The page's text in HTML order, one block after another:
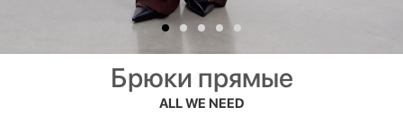
Брюки прямые
ALL WE NEED